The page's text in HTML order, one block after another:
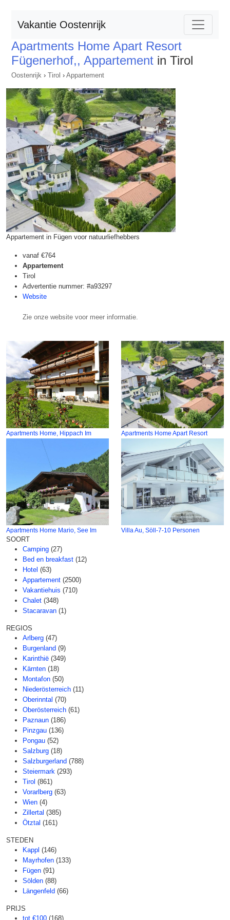
Vakantie Oostenrijk
Apartments Home Apart Resort
Fügenerhof,, Appartement in Tirol
Oostenrijk › Tirol › Appartement
Appartement in Fügen voor natuurliefhebbers
vanaf €764
Appartement
Tirol
Advertentie nummer: #a93297
Website
Zie onze website voor meer informatie.
Apartments Home, Hippach Im Apartments Home Apart Resort
Apartments Home Mario, See Im Villa Au, Söll-7-10 Personen
SOORT
Camping (27)
Bed en breakfast (12)
Hotel (63)
Appartement (2500)
Vakantiehuis (710)
Chalet (348)
Stacaravan (1)
REGIOS
Arlberg (47)
Burgenland (9)
Karinthië (349)
Kärnten (18)
Montafon (50)
Niederösterreich (11)
Oberinntal (70)
Oberösterreich (61)
Paznaun (186)
Pinzgau (136)
Pongau (52)
Salzburg (18)
Salzburgerland (788)
Steiermark (293)
Tirol (861)
Vorarlberg (63)
Wien (4)
Zillertal (385)
Ötztal (161)
STEDEN
Kappl (146)
Mayrhofen (133)
Fügen (91)
Sölden (88)
Längenfeld (66)
PRIJS
tot €100 (168)